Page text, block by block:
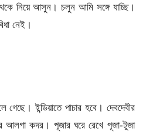
নিয়ে আসুন। চলুন আমি সঙ্গে যাচ্ছি।
নেই।
গেছে। ইন্ডিয়াতে পাচার হবে। দেবদেবীর
কদর। পূজার ঘরে রেখে পূজা-টুজা